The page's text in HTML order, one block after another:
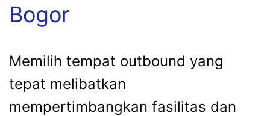
Bogor
Memilih tempat outbound yang
tepat melibatkan
mempertimbangkan fasilitas dan